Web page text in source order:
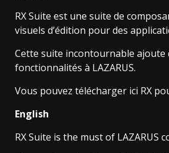
RX Suite est une suite de
visuels d’édition pour des
Cette suite incontournable ajoute
fonctionnalités à LAZARUS.
Vous pouvez télécharger ici RX
English
RX Suite is the must of LAZARUS